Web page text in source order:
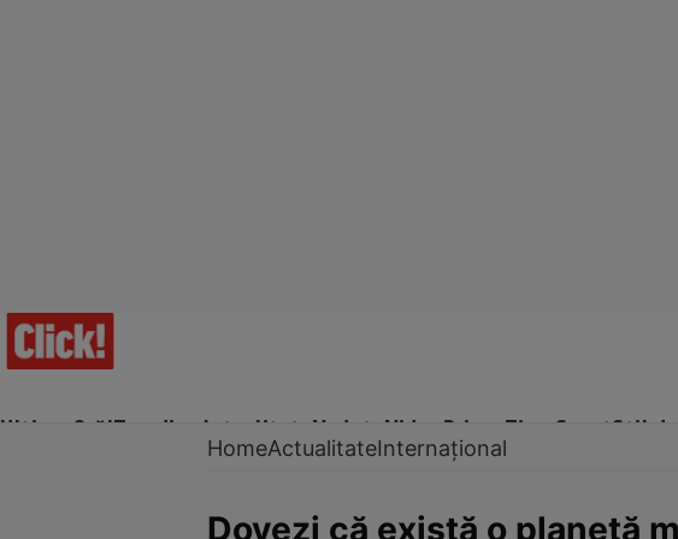
Ultima Oră!Trending Actualitate Vedete Video Prime Time SportStil
HomeActualitateInternațional
Dovezi că există o planetă